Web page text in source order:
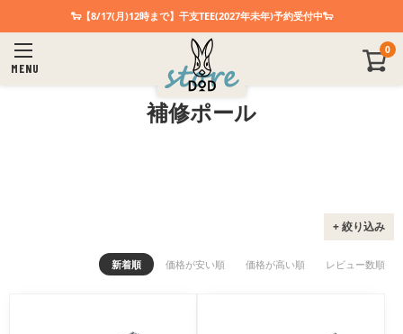
🐑【8/17(月)12時まで】干支TEE(2027年未年)予約受付中🐑
MENU
0
補修ポール
+ 絞り込み
商品番号/型番
在庫あり
新着順 価格が安い順 価格が高い順 レビュー数順